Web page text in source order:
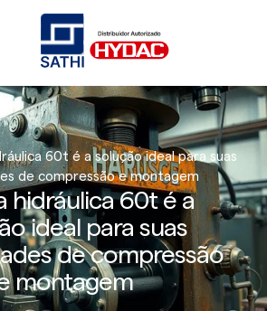
60t é a solução ideal para suas
de compressão e montagem
hidráulica 60t é a
ideal para suas
de compressão
montagem